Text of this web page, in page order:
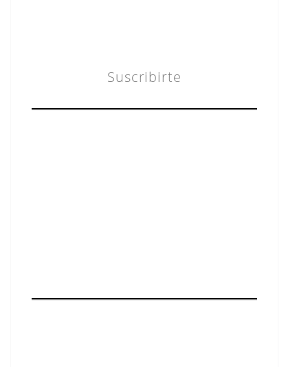
Suscribirte